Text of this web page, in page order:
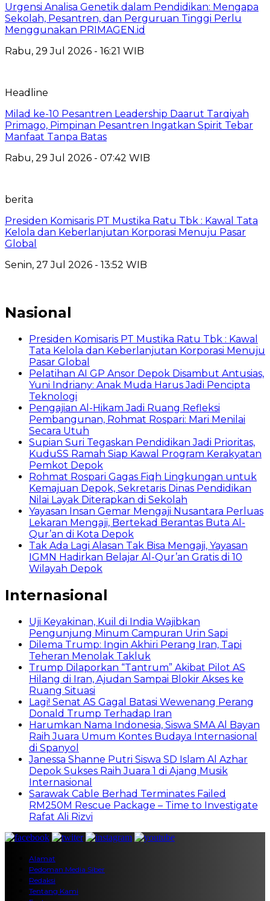
Urgensi Analisa Genetik dalam Pendidikan: Mengapa
Sekolah, Pesantren, dan Perguruan Tinggi Perlu
Menggunakan PRIMAGEN.id
Rabu, 29 Jul 2026 - 16:21 WIB
Headline
Milad ke-10 Pesantren Leadership Daarut Tarqiyah
Primago, Pimpinan Pesantren Ingatkan Spirit Tebar
Manfaat Tanpa Batas
Rabu, 29 Jul 2026 - 07:42 WIB
berita
Presiden Komisaris PT Mustika Ratu Tbk : Kawal Tata
Kelola dan Keberlanjutan Korporasi Menuju Pasar
Global
Senin, 27 Jul 2026 - 13:52 WIB
Nasional
Presiden Komisaris PT Mustika Ratu Tbk : Kawal
Tata Kelola dan Keberlanjutan Korporasi Menuju
Pasar Global
Pelatihan AI GP Ansor Depok Disambut Antusias,
Yuni Indriany: Anak Muda Harus Jadi Pencipta
Teknologi
Pengajian Al-Hikam Jadi Ruang Refleksi
Pembangunan, Rohmat Rospari: Mari Menilai
Secara Utuh
Supian Suri Tegaskan Pendidikan Jadi Prioritas,
KuduSS Ramah Siap Kawal Program Kerakyatan
Pemkot Depok
Rohmat Rospari Gagas Fiqh Lingkungan untuk
Kemajuan Depok, Sekretaris Dinas Pendidikan
Nilai Layak Diterapkan di Sekolah
Yayasan Insan Gemar Mengaji Nusantara Perluas
Lekaran Mengaji, Bertekad Berantas Buta Al-
Qur’an di Kota Depok
Tak Ada Lagi Alasan Tak Bisa Mengaji, Yayasan
IGMN Hadirkan Belajar Al-Qur’an Gratis di 10
Wilayah Depok
Internasional
Uji Keyakinan, Kuil di India Wajibkan
Pengunjung Minum Campuran Urin Sapi
Dilema Trump: Ingin Akhiri Perang Iran, Tapi
Teheran Menolak Takluk
Trump Dilaporkan “Tantrum” Akibat Pilot AS
Hilang di Iran, Ajudan Sampai Blokir Akses ke
Ruang Situasi
Lagi! Senat AS Gagal Batasi Wewenang Perang
Donald Trump Terhadap Iran
Harumkan Nama Indonesia, Siswa SMA Al Bayan
Raih Juara Umum Kontes Budaya Internasional
di Spanyol
Janessa Shanne Putri Siswa SD Islam Al Azhar
Depok Sukses Raih Juara 1 di Ajang Musik
Internasional
Sarawak Cable Berhad Terminates Failed
RM250M Rescue Package – Time to Investigate
Rafat Ali Rizvi
Alamat
Pedoman Media Siber
Redaksi
Tentang Kami